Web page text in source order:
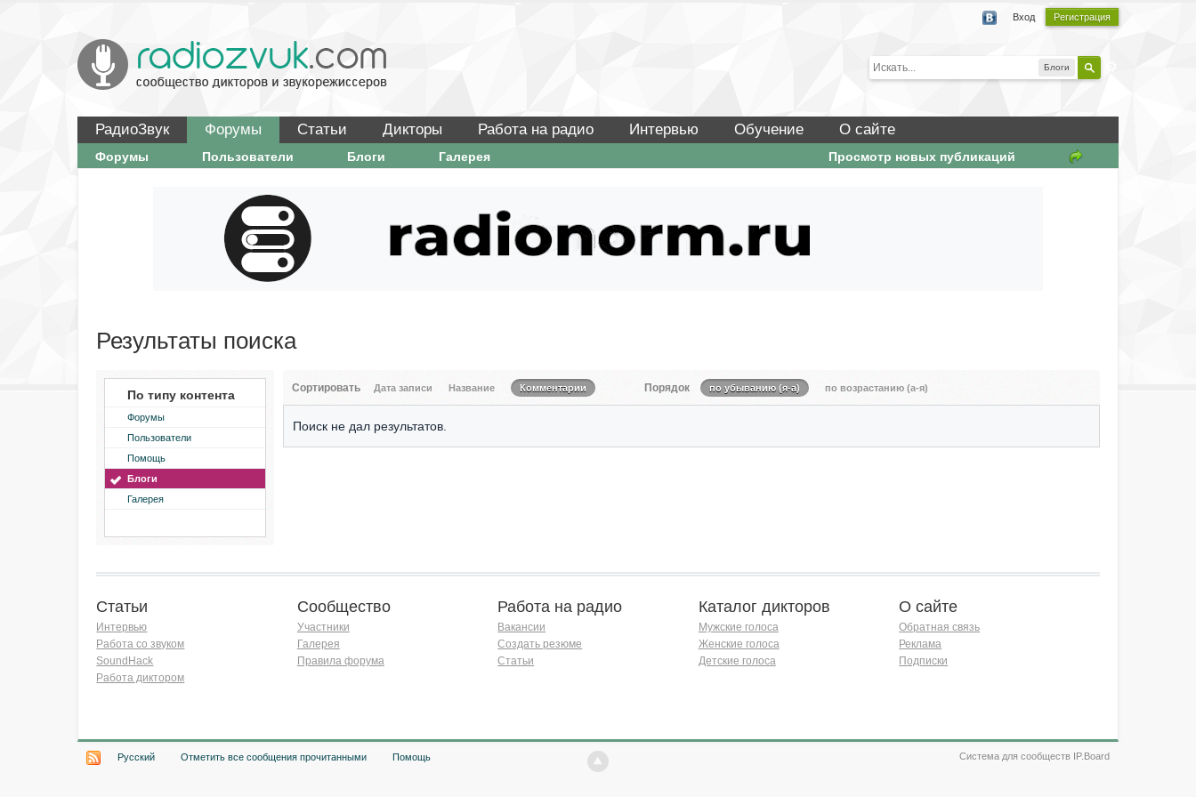
Вход Регистрация
Блоги
РадиоЗвук Форумы Статьи Дикторы Работа на радио Интервью Обучение О сайте
Просмотр новых публикаций
Форумы Пользователи Блоги Галерея
Результаты поиска
По типу контента
Форумы
Пользователи
Помощь
Блоги
Галерея
Сортировать Дата записи Название Комментарии Порядок по убыванию (я-а) по возрастанию (а-я)
Поиск не дал результатов.
Статьи
Интервью
Работа со звуком
SoundHack
Работа диктором
Сообщество
Участники
Галерея
Правила форума
Работа на радио
Вакансии
Создать резюме
Статьи
Каталог дикторов
Мужские голоса
Женские голоса
Детские голоса
О сайте
Обратная связь
Реклама
Подписки
Русский Отметить все сообщения прочитанными Помощь Система для сообществ IP.Board